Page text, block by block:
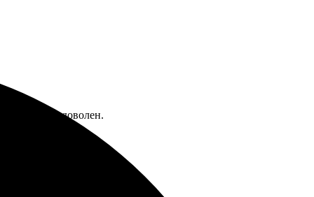
качеством доволен.